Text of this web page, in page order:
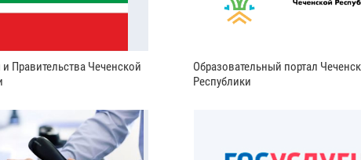
Правительства Чеченской
Образовательный портал
Республики